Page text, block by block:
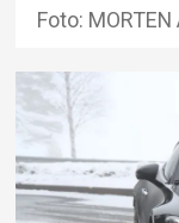
Foto: MORTEN